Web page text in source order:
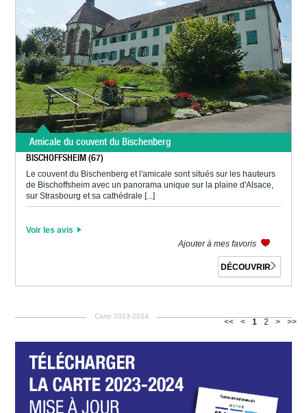
Amicale du couvent du Bischenberg
BISCHOFFSHEIM (67)
Le couvent du Bischenberg et l'amicale sont situés sur les hauteurs
de Bischoffsheim avec un panorama unique sur la plaine d'Alsace,
sur Strasbourg et sa cathédrale [...]
Voir les avis
Ajouter à mes favoris
DÉCOUVRIR
<< < 1 2 > >>
Carte 2023-2024